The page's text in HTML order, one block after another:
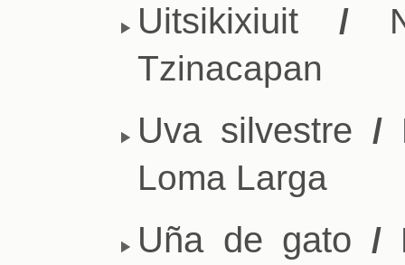
Uitsikixiuit
/
Tzinacapan
Uva silvestre /
Loma Larga
Uña de gato /